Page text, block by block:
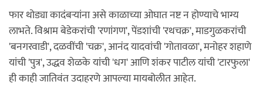
फार थोड्या कादंबर्‍यांना असे काळाच्या ओघात नष्ट न होण्याचे भाग्य
लाभते. विश्राम बेडेकरांची 'रणांगण', पेंडशांची 'रथचक्र', माडगुळकरांची
'बनगरवाडी', दळवींची 'चक्र', आनंद यादवांची 'गोतावळा', मनोहर शहाणे
यांची 'पुत्र', उद्धव शेळके यांची 'धग' आणि शंकर पाटील यांची 'टारफुला'
ही काही जातिवंत उदाहरणे आपल्या मायबोलीत आहेत.